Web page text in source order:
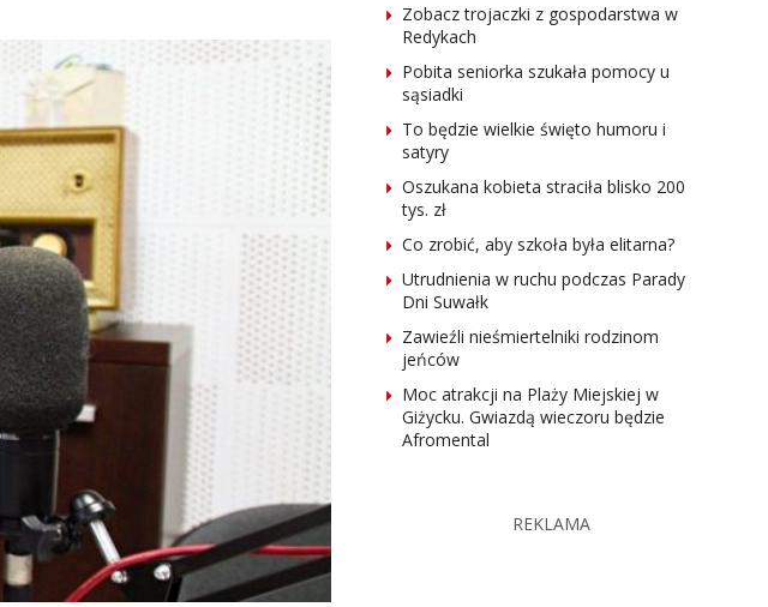
Zobacz trojaczki z gospodarstwa w
Redykach
Pobita seniorka szukała pomocy u
sąsiadki
To będzie wielkie święto humoru i
satyry
Oszukana kobieta straciła blisko 200
tys. zł
Co zrobić, aby szkoła była elitarna?
Utrudnienia w ruchu podczas Parady
Dni Suwałk
Zawieźli nieśmiertelniki rodzinom
jeńców
Moc atrakcji na Plaży Miejskiej w
Giżycku. Gwiazdą wieczoru będzie
Afromental
REKLAMA